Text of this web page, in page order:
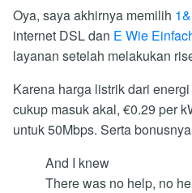
Oya, saya akhirnya memilih
internet DSL dan E Wie
layanan setelah melakukan
Karena harga listrik dari
cukup masuk akal, €0.29 per
untuk 50Mbps. Serta
And I knew
There was no help, no